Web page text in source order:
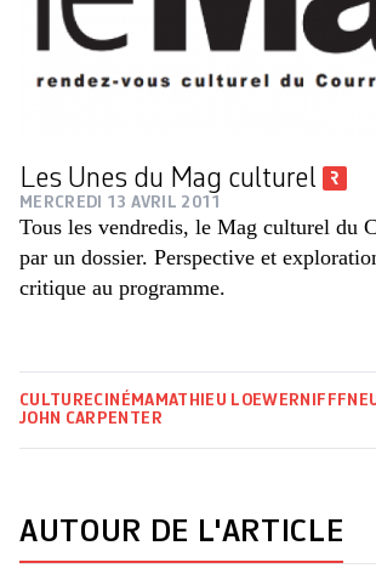
Les Unes du Mag culturel
MERCREDI 13 AVRIL 2011
Tous les vendredis, le Mag culturel du
par un dossier. Perspective et
critique au programme.
CULTURECINÉMA MATHIEU LOEWER NIFFF
JOHN CARPENTER
AUTOUR DE L'ARTICLE